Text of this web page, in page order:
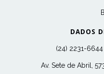
DADOS
(24) 2231-
Av. Sete de Abril,